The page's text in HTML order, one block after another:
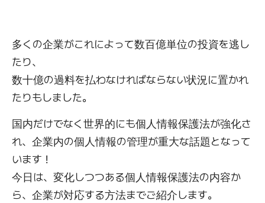
多くの企業がこれによって数百億単位の投資を逃し
たり、
数十億の過料を払わなければならない状況に置かれ
たりもしました。
国内だけでなく世界的にも個人情報保護法が強化さ
れ、企業内の個人情報の管理が重大な話題となって
います！
今日は、変化しつつある個人情報保護法の内容か
ら、企業が対応する方法までご紹介します。